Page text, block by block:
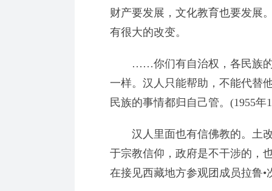
财产要发展，文化教育也要发展
有很大的改变。
……你们有自治权，各民族的
一样。汉人只能帮助，不能代
民族的事情都归自己管。(1955
汉人里面也有信佛教的。土改
于宗教信仰，政府是不干涉的，
在接见西藏地方参观团成员拉鲁•